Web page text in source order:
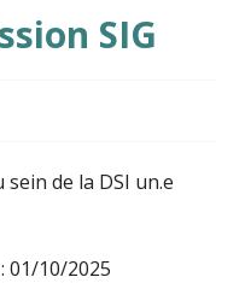
SIG
de la DSI un.e
01/10/2025